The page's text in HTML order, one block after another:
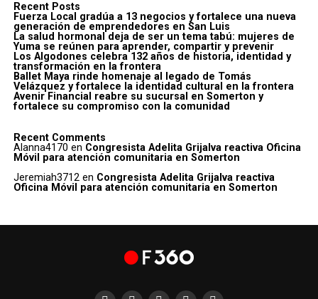
Recent Posts
Fuerza Local gradúa a 13 negocios y fortalece una nueva
generación de emprendedores en San Luis
La salud hormonal deja de ser un tema tabú: mujeres de
Yuma se reúnen para aprender, compartir y prevenir
Los Algodones celebra 132 años de historia, identidad y
transformación en la frontera
Ballet Maya rinde homenaje al legado de Tomás
Velázquez y fortalece la identidad cultural en la frontera
Avenir Financial reabre su sucursal en Somerton y
fortalece su compromiso con la comunidad
Recent Comments
Alanna4170 en Congresista Adelita Grijalva reactiva Oficina
Móvil para atención comunitaria en Somerton
Jeremiah3712en Congresista Adelita Grijalva reactiva
Oficina Móvil para atención comunitaria en Somerton